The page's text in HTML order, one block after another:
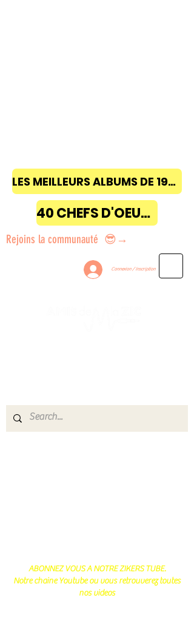
LES MEILLEURS ALBUMS DE 1968 à 2018
40 CHEFS D'OEUVRE
Rejoins la communauté 😎→
Connexion / Inscription
ABONNEZ VOUS A NOTRE ZIKERS TUBE.
Notre chaine Youtube ou vous retrouverez toutes
nos videos